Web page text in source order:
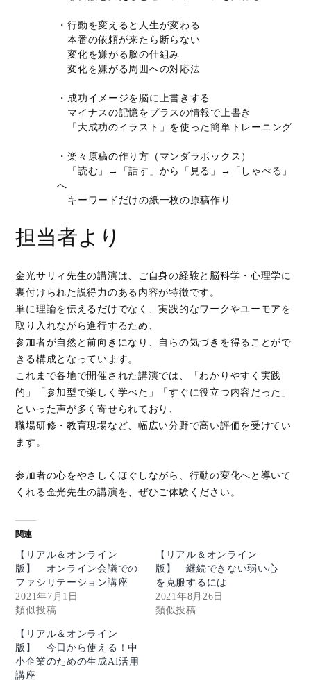
・行動を変えると人生が変わる
本番の依頼が来たら断らない
変化を嫌がる脳の仕組み
変化を嫌がる周囲への対応法
・成功イメージを脳に上書きする
マイナスの記憶をプラスの情報で上書き
「大成功のイラスト」を使った簡単トレーニング
・楽々原稿の作り方（マンダラボックス）
「読む」→「話す」から「見る」→「しゃべる」
へ
キーワードだけの紙一枚の原稿作り
担当者より
金光サリィ先生の講演は、ご自身の経験と脳科学・心理学に
裏付けられた説得力のある内容が特徴です。
単に理論を伝えるだけでなく、実践的なワークやユーモアを
取り入れながら進行するため、
参加者が自然と前向きになり、自らの気づきを得ることがで
きる構成となっています。
これまで各地で開催された講演では、「わかりやすく実践
的」「参加型で楽しく学べた」「すぐに役立つ内容だった」
といった声が多く寄せられており、
職場研修・教育現場など、幅広い分野で高い評価を受けてい
ます。
参加者の心をやさしくほぐしながら、行動の変化へと導いて
くれる金光先生の講演を、ぜひご体験ください。
関連
【リアル＆オンライン
版】 オンライン会議での
ファシリテーション講座
2021年7月1日
類似投稿
【リアル＆オンライン
版】 継続できない弱い心
を克服するには
2021年8月26日
類似投稿
【リアル＆オンライン
版】 今日から使える！中
小企業のための生成AI活用
講座